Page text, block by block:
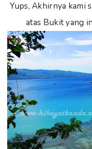
Yups, Akhirnya kami
atas Bukit yang